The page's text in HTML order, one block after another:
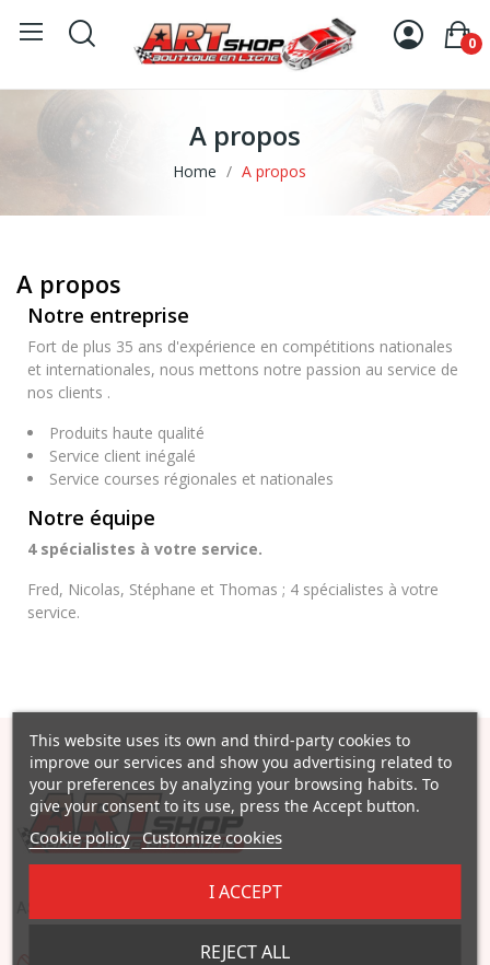
0
A propos
Home A propos
A propos
Notre entreprise
Fort de plus 35 ans d'expérience en compétitions nationales
et internationales, nous mettons notre passion au service de
nos clients .
Produits haute qualité
Service client inégalé
Service courses régionales et nationales
Notre équipe
4 spécialistes à votre service.
Fred, Nicolas, Stéphane et Thomas ; 4 spécialistes à votre
service.
This website uses its own and third-party cookies to
improve our services and show you advertising related to
your preferences by analyzing your browsing habits. To
give your consent to its use, press the Accept button.
Cookie policy Customize cookies
REJECT ALL
I ACCEPT